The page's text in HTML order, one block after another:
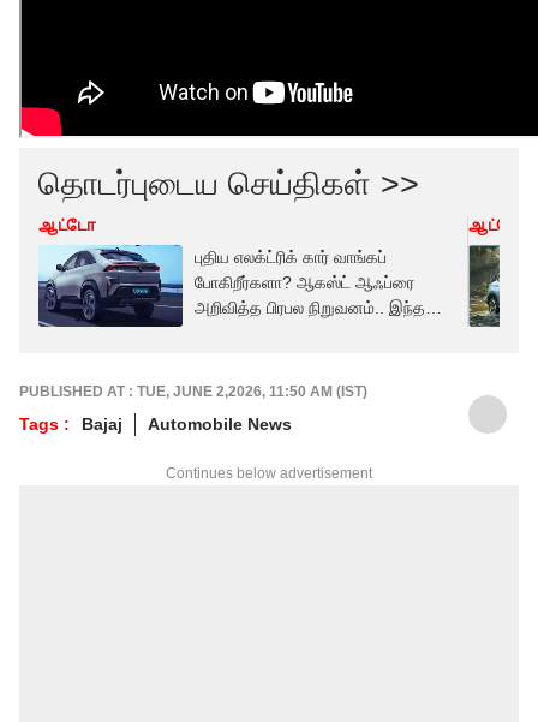
தொடர்புடைய செய்திகள் >>
ஆட்டோ
புதிய எலக்ட்ரிக் கார் வாங்கப்
போகிறீர்களா? ஆகஸ்ட் ஆஃப்ரை
அறிவித்த பிரபல நிறுவனம்.. இந்த
ஆட்டோ
PUBLISHED AT : TUE, JUNE 2,2026, 11:50 AM (IST)
Tags : Bajaj Automobile News
Continues below advertisement